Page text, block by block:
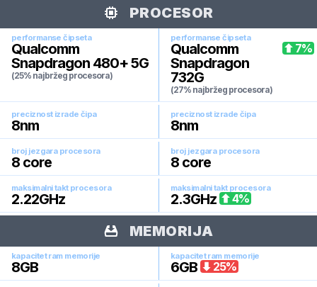
PROCESOR
performanse čipseta
Qualcomm
Snapdragon 480+ 5G
(25% najbržeg procesora)
performanse čipseta
Qualcomm
Snapdragon
732G
(27% najbržeg procesora)
7%
preciznost izrade čipa
8nm
preciznost izrade čipa
8nm
broj jezgara procesora
8 core
broj jezgara procesora
8 core
maksimalni takt procesora
2.22GHz
maksimalni takt procesora
2.3GHz 4%
MEMORIJA
kapacitet ram memorije
8GB
kapacitet ram memorije
6GB 25%